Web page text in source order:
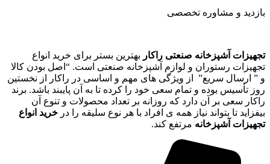
بازدید و مشاوره تخصصی
تجهیزات آشپزخانه صنعتی راکار بهترین بستر برای خرید انواع
تجهیزات رستوران و لوازم آشپزخانه صنعتی است. “اصل بودن کالا
و ” ارسال سریع” از ویژگی های مهم و اساسی در راکار از نخستین
روز تأسیس بوده و تمام سعی خود را کرده تا به آن پایبند باشد. برند
راکار سعی بر آن دارد که روزانه بر تعداد محصولات و تنوع آن
بیفزاید تا بتواند نیاز همه ی افراد با هر نوع سلیقه را در خرید انواع
تجهیزات آشپزخانه مرتفع کند.